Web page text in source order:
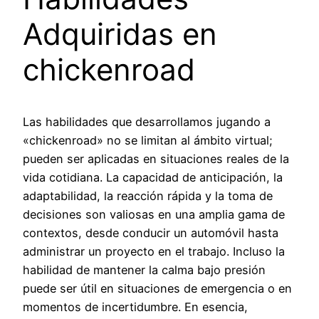
Adquiridas en
chickenroad
Las habilidades que desarrollamos jugando a
«chickenroad» no se limitan al ámbito virtual;
pueden ser aplicadas en situaciones reales de la
vida cotidiana. La capacidad de anticipación, la
adaptabilidad, la reacción rápida y la toma de
decisiones son valiosas en una amplia gama de
contextos, desde conducir un automóvil hasta
administrar un proyecto en el trabajo. Incluso la
habilidad de mantener la calma bajo presión
puede ser útil en situaciones de emergencia o en
momentos de incertidumbre. En esencia,